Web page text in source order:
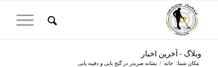
وبلاگ - آخرین اخبار
مکان شما: خانه / نشانه ضربدر در گنج یابی و دفینه یابی